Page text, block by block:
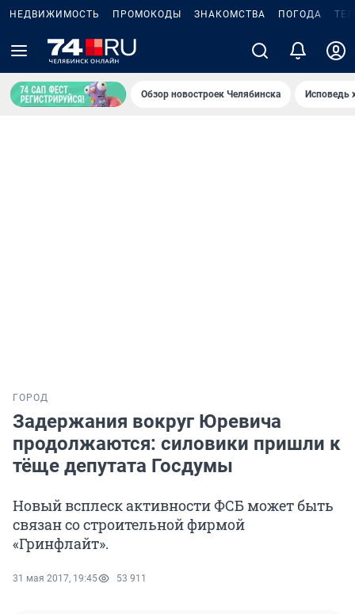
НЕДВИЖИМОСТЬ ПРОМОКОДЫ ЗНАКОМСТВА ПОГОДА
Обзор новостроек Челябинска Исповедь
ГОРОД
Задержания вокруг Юревича
продолжаются: силовики пришли к
тёще депутата Госдумы
Новый всплеск активности ФСБ может быть
связан со строительной фирмой
«Гринфлайт».
31 мая 2017, 19:45 53 911